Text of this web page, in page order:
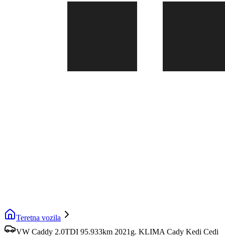
Teretna vozila
VW Caddy 2.0TDI 95.933km 2021g. KLIMA Cady Kedi Cedi